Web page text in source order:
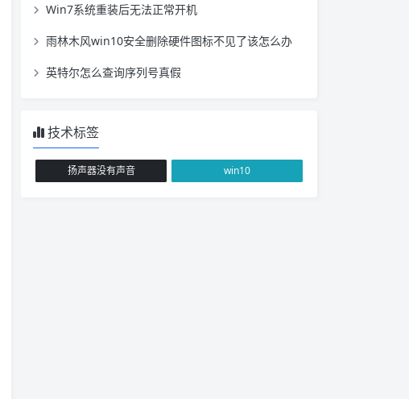
Win7系统重装后无法正常开机
雨林木风win10安全删除硬件图标不见了该怎么办
英特尔怎么查询序列号真假
技术标签
扬声器没有声音 win10